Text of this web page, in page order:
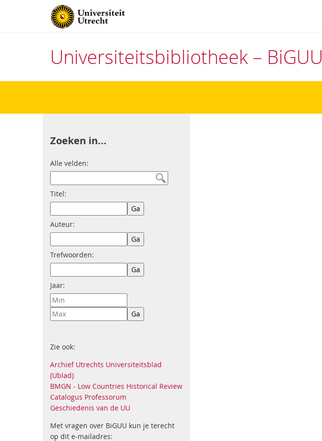
Universiteitsbibliotheek – BiGUU
Zoeken in...
Alle velden:
Titel:
Auteur:
Trefwoorden:
Jaar:
Zie ook:
Archief Utrechts Universiteitsblad
(Ublad)
BMGN - Low Countries Historical Review
Catalogus Professorum
Geschiedenis van de UU
Met vragen over BiGUU kun je terecht
op dit e-mailadres: